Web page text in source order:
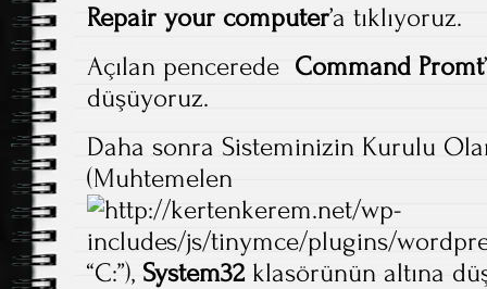
Repair your computer’a tıklıyoruz.
Açılan pencerede Command Promt
düşüyoruz.
Daha sonra Sisteminizin Kurulu
(Muhtemelen
“C:”), System32 klasörünün altına